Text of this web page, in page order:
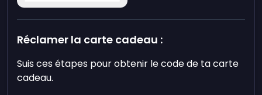
Réclamer la carte cadeau :
Suis ces étapes pour obtenir le code de ta carte
cadeau.